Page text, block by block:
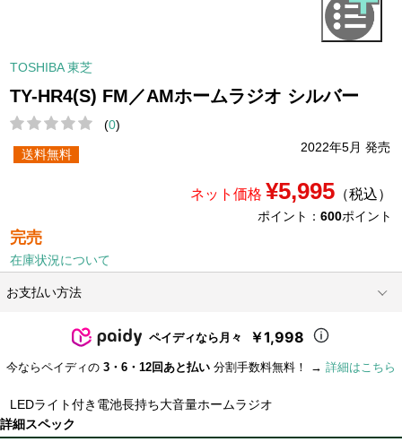
TOSHIBA 東芝
TY-HR4(S) FM／AMホームラジオ シルバー
(0)
2022年5月 発売
送料無料
ネット価格 ¥5,995（税込）
ポイント： 600ポイント
完売
在庫状況について
お支払い方法
ペイディなら月々 ￥1,998
今ならペイディの 3・6・12回あと払い 分割手数料無料！ → 詳細はこちら
LEDライト付き電池長持ち大音量ホームラジオ
詳細スペック